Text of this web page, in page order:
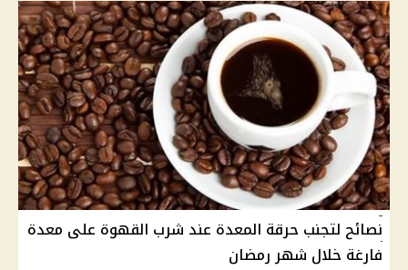
نصائح لتجنب حرقة المعدة عند شرب القهوة على معدة
فارغة خلال شهر رمضان